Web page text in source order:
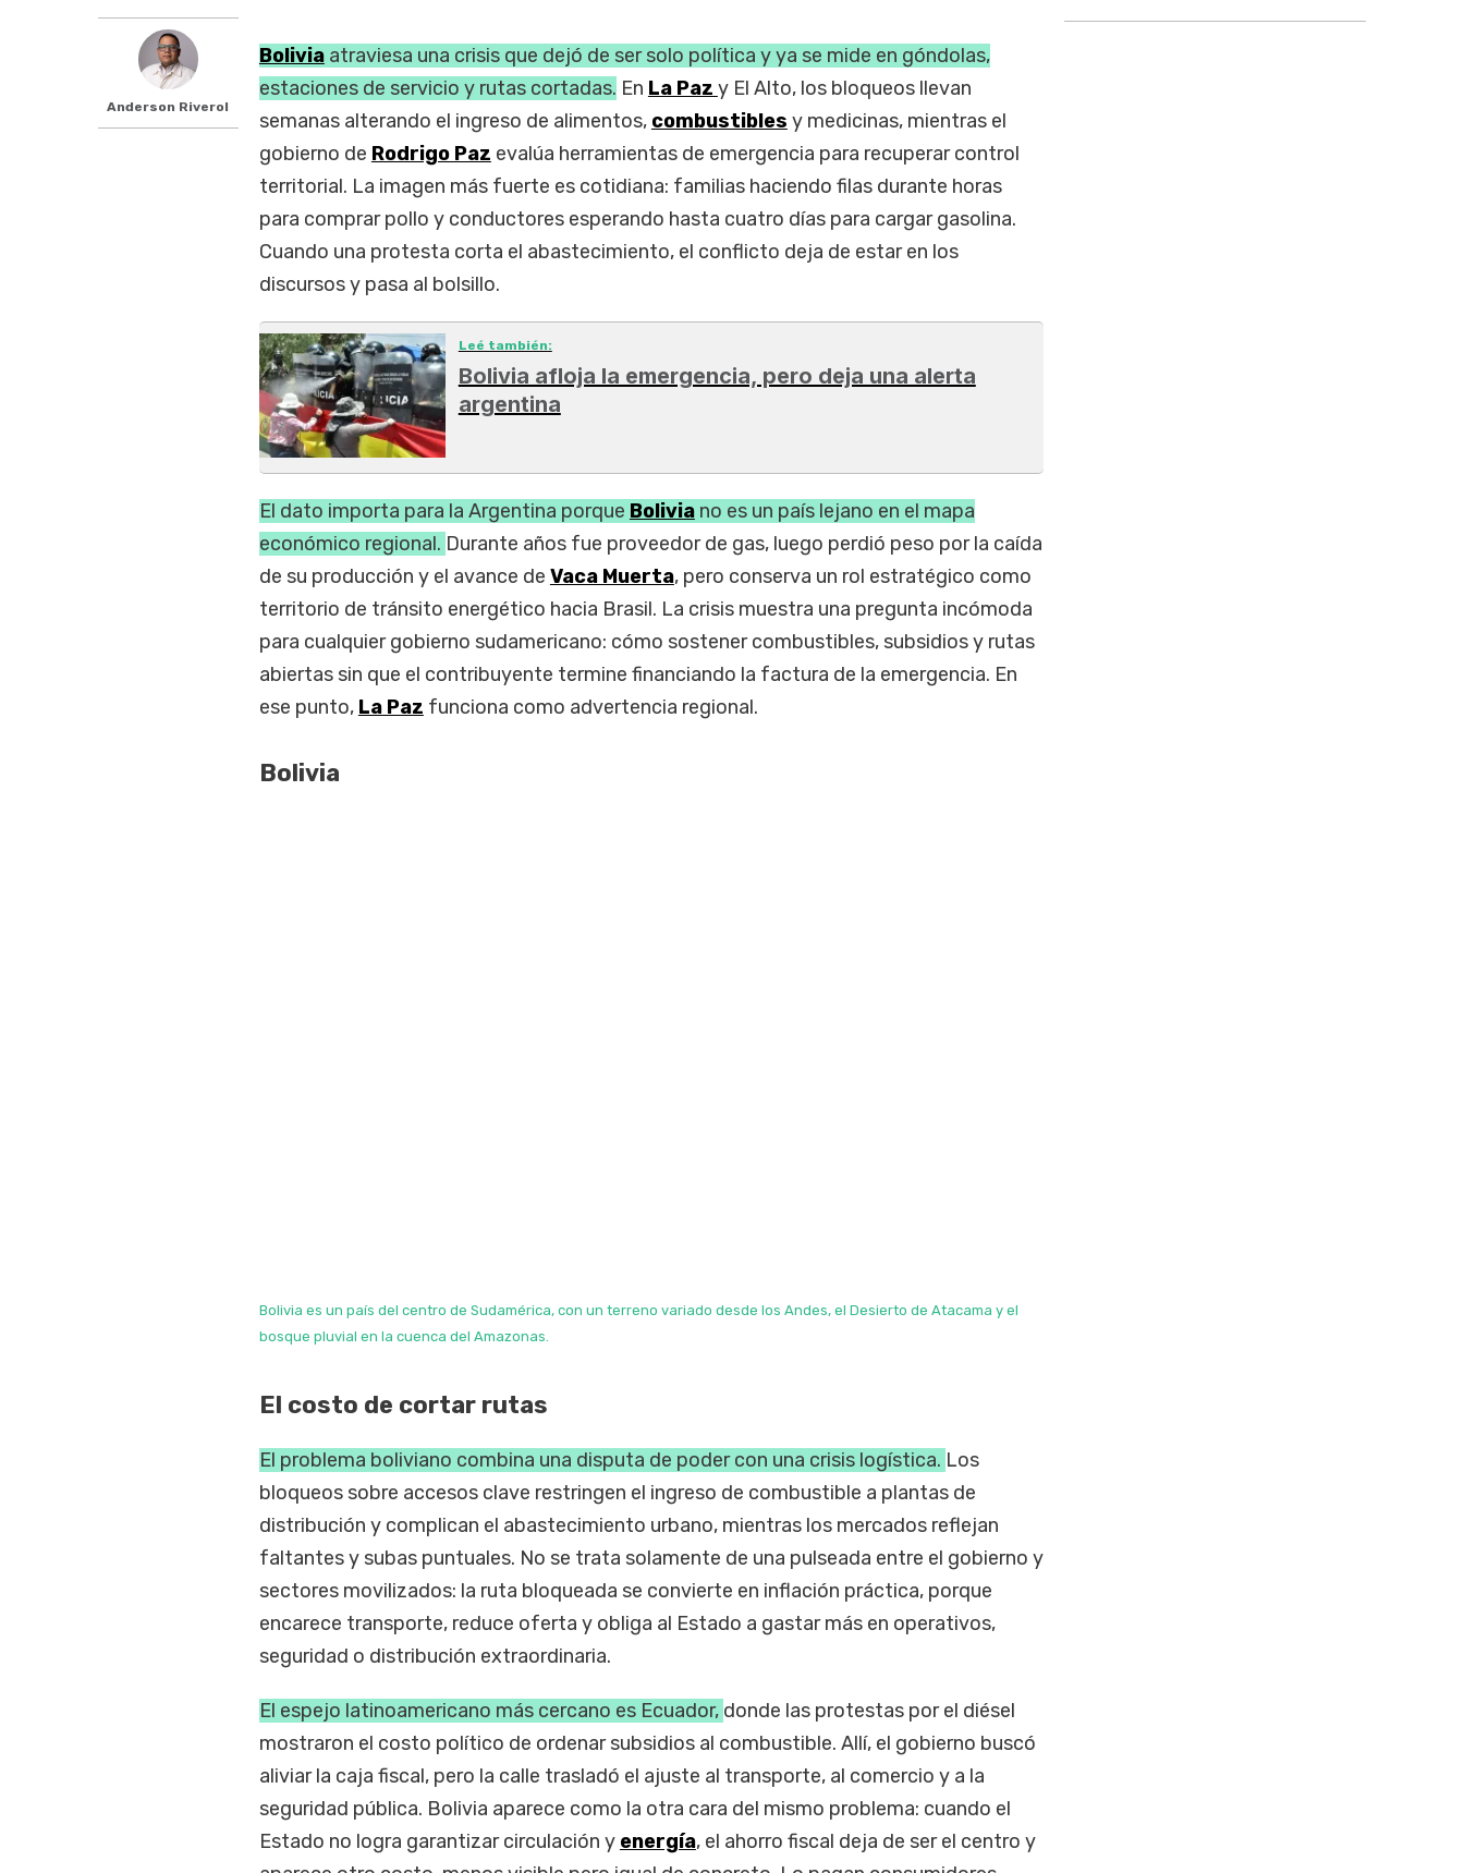
Anderson Riverol
Boliviaatraviesa una crisis que dejó de ser solo política y ya se mide en góndolas,
estaciones de servicio y rutas cortadas. En La Paz y El Alto, los bloqueos llevan
semanas alterando el ingreso de alimentos, combustibles y medicinas, mientras el
gobierno de Rodrigo Paz evalúa herramientas de emergencia para recuperar control
territorial. La imagen más fuerte es cotidiana: familias haciendo filas durante horas
para comprar pollo y conductores esperando hasta cuatro días para cargar gasolina.
Cuando una protesta corta el abastecimiento, el conflicto deja de estar en los
discursos y pasa al bolsillo.
Leé también:
Bolivia afloja la emergencia, pero deja una alerta
argentina
El dato importa para la Argentina porque Boliviano es un país lejano en el mapa
económico regional. Durante años fue proveedor de gas, luego perdió peso por la caída
de su producción y el avance de Vaca Muerta, pero conserva un rol estratégico como
territorio de tránsito energético hacia Brasil. La crisis muestra una pregunta incómoda
para cualquier gobierno sudamericano: cómo sostener combustibles, subsidios y rutas
abiertas sin que el contribuyente termine financiando la factura de la emergencia. En
ese punto, La Paz funciona como advertencia regional.
Bolivia
Bolivia es un país del centro de Sudamérica, con un terreno variado desde los Andes, el Desierto de Atacama y el
bosque pluvial en la cuenca del Amazonas.
El costo de cortar rutas
El problema boliviano combina una disputa de poder con una crisis logística. Los
bloqueos sobre accesos clave restringen el ingreso de combustible a plantas de
distribución y complican el abastecimiento urbano, mientras los mercados reflejan
faltantes y subas puntuales. No se trata solamente de una pulseada entre el gobierno y
sectores movilizados: la ruta bloqueada se convierte en inflación práctica, porque
encarece transporte, reduce oferta y obliga al Estado a gastar más en operativos,
seguridad o distribución extraordinaria.
El espejo latinoamericano más cercano es Ecuador, donde las protestas por el diésel
mostraron el costo político de ordenar subsidios al combustible. Allí, el gobierno buscó
aliviar la caja fiscal, pero la calle trasladó el ajuste al transporte, al comercio y a la
seguridad pública. Bolivia aparece como la otra cara del mismo problema: cuando el
Estado no logra garantizar circulación y energía, el ahorro fiscal deja de ser el centro y